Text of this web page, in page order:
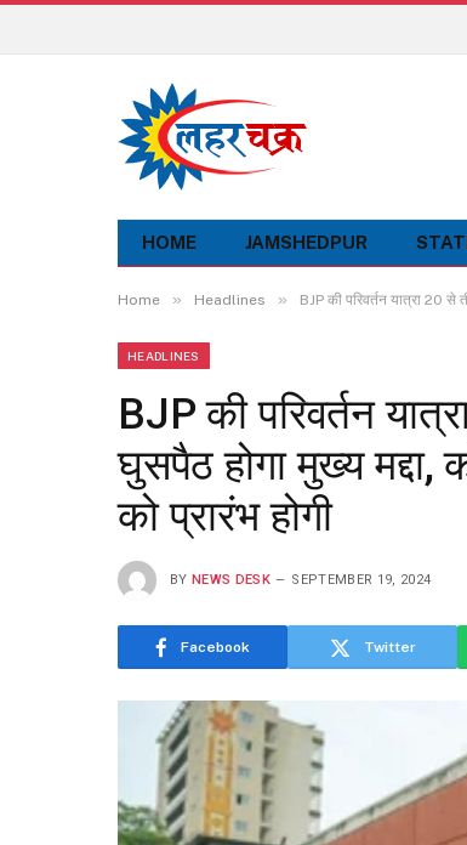
HOME JAMSHEDPUR
Home » Headlines » BJP की परिवर्तन यात्रा 20 से
HEADLINES
BJP की परिवर्तन
घुसपैठ होगा मुख्य मद्दा,
को प्रारंभ होगी
BY NEWS DESK SEPTEMBER 19, 2024
Facebook Twitter